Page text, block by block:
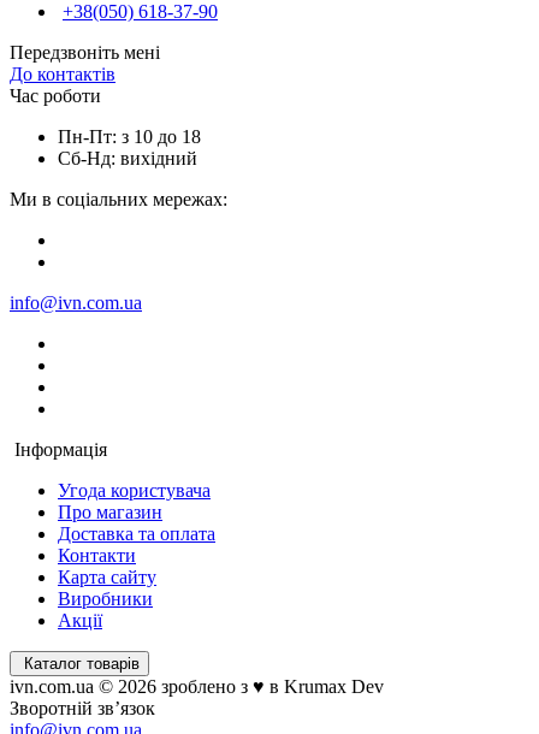
+38(050) 618-37-90
Передзвоніть мені
До контактів
Час роботи
Пн-Пт: з 10 до 18
Сб-Нд: вихідний
Ми в соціальних мережах:
info@ivn.com.ua
Інформація
Угода користувача
Про магазин
Доставка та оплата
Контакти
Карта сайту
Виробники
Акції
Каталог товарів
ivn.com.ua © 2026 зроблено з ♥ в Krumax Dev
Зворотній зв’язок
info@ivn.com.ua